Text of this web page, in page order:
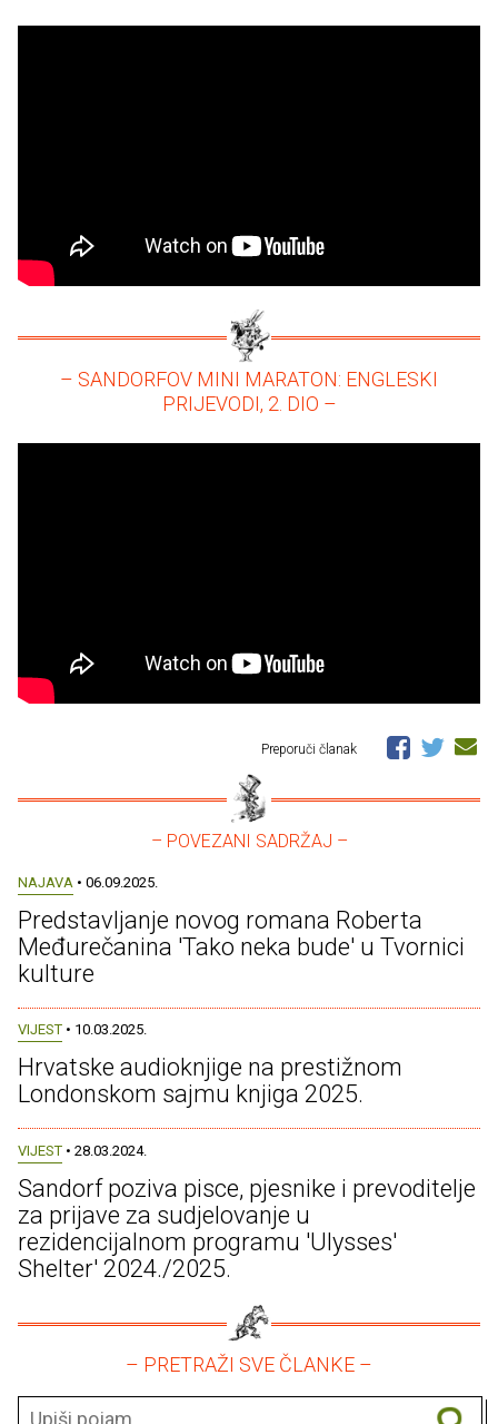
– SANDORFOV MINI MARATON: ENGLESKI
PRIJEVODI, 2. DIO –
Preporuči članak
– POVEZANI SADRŽAJ –
NAJAVA • 06.09.2025.
Predstavljanje novog romana Roberta
Međurečanina 'Tako neka bude' u Tvornici
kulture
VIJEST • 10.03.2025.
Hrvatske audioknjige na prestižnom
Londonskom sajmu knjiga 2025.
VIJEST • 28.03.2024.
Sandorf poziva pisce, pjesnike i prevoditelje
za prijave za sudjelovanje u
rezidencijalnom programu 'Ulysses'
Shelter' 2024./2025.
– PRETRAŽI SVE ČLANKE –